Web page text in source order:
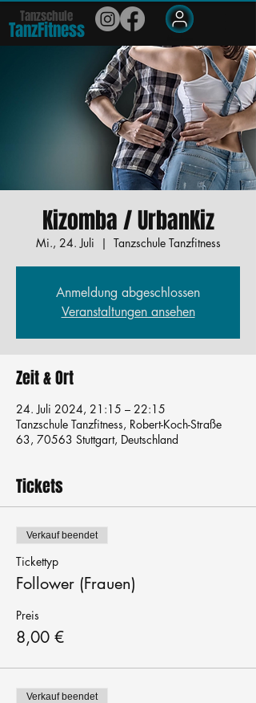
Tanzschule
TanzFitness
Kizomba / UrbanKiz
Mi., 24. Juli
  |
Tanzschule Tanzfitness
Anmeldung abgeschlossen
Veranstaltungen ansehen
Zeit & Ort
24. Juli 2024, 21:15 – 22:15
Tanzschule Tanzfitness, Robert-Koch-Straße
63, 70563 Stuttgart, Deutschland
Tickets
Verkauf beendet
Tickettyp
Follower (Frauen)
Preis
8,00 €
Verkauf beendet